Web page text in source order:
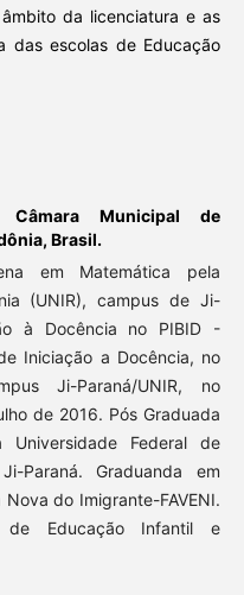
da licenciatura e as
das escolas de Educação
Câmara Municipal de
Brasil.
em Matemática pela
(UNIR), campus de Ji-
à Docência no PIBID -
Iniciação a Docência, no
Ji-Paraná/UNIR, no
de 2016. Pós Graduada
Universidade Federal de
Paraná. Graduanda em
do Imigrante-FAVENI.
de Educação Infantil e